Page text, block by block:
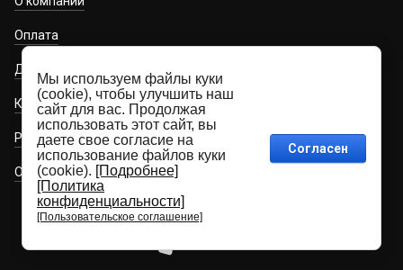
Оплата
Доставка
Контакты
Регистрация проекта для проектировщиков
Обязательная маркировка
Мы используем файлы куки
(cookie), чтобы улучшить наш
сайт для вас. Продолжая
использовать этот сайт, вы
даете свое согласие на
использование файлов куки
(cookie). [Подробнее]
[Политика
конфиденциальности]
[Пользовательское соглашение]
Согласен